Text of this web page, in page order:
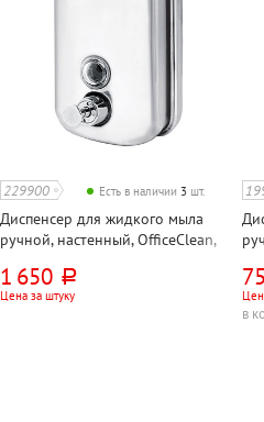
229900 Есть в наличии 3 шт.
Диспенсер для жидкого мыла
ручной, настенный, OfficeClean,
500мл, нержавеющая сталь
1 650 руб.
Цена за штуку
в